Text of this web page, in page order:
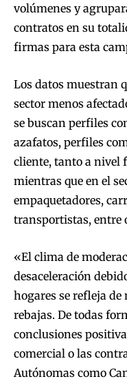
volúmenes y
contratos en su
firmas para esta
Los datos muestran
sector menos
se buscan perfiles
azafatos, perfiles
cliente, tanto a nivel
mientras que en el
empaquetadores,
transportistas, entre
«El clima de
desaceleración
hogares se refleja de
rebajas. De todas
conclusiones
comercial o las
Autónomas como